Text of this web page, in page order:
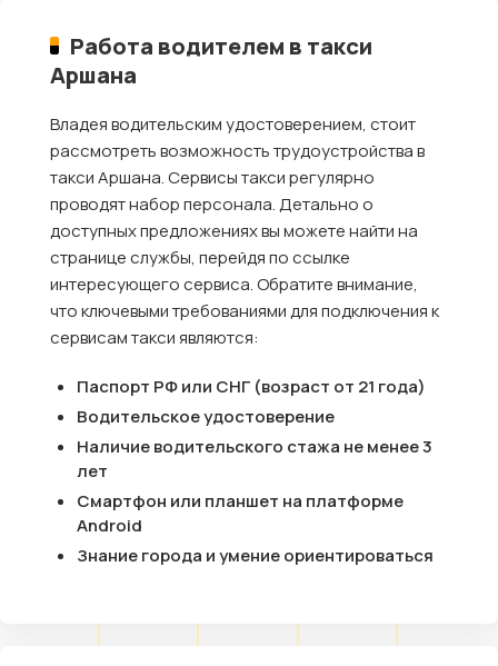
Работа водителем в такси
Аршана
Владея водительским удостоверением, стоит
рассмотреть возможность трудоустройства в
такси Аршана. Сервисы такси регулярно
проводят набор персонала. Детально о
доступных предложениях вы можете найти на
странице службы, перейдя по ссылке
интересующего сервиса. Обратите внимание,
что ключевыми требованиями для подключения к
сервисам такси являются:
Паспорт РФ или СНГ (возраст от 21 года)
Водительское удостоверение
Наличие водительского стажа не менее 3
лет
Смартфон или планшет на платформе
Android
Знание города и умение ориентироваться